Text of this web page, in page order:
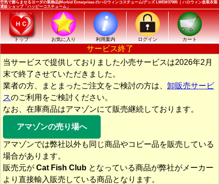
空気で膨らませるヨーダの装飾品|Morbid Enterprises のハロウィンコスチューム/グッズ LMEM37985 ｜ハロウィン仮装衣装
通販ショップ「ハッピーコスチューム」
トップ お気に入り 利用案内 ログイン カート
サービス終了
当サービスで提供しておりました小売サービスは2026年2月
末で終了させていただきました。
業者の方、まとまったご注文をご検討の方は、 卸販売サービ
スのご利用をご検討ください。
なお、在庫商品はアマゾンにて販売継続しております。
アマゾンの売り場へ
アマゾンでは弊社以外も同じ商品やコピー品を販売している
場合があります。
販売元が Cat Fish Club となっている商品が弊社がメーカー
より直接輸入販売している商品となります。